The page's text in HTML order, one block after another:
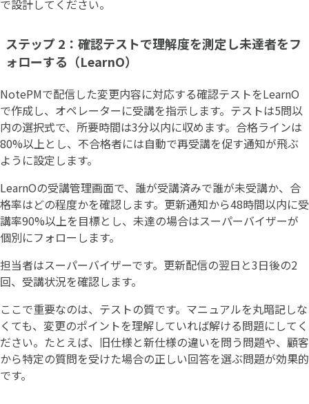
で設計してください。
ステップ 2：確認テストで理解度を測定し未達者をフ
ォローする（LearnO）
NotePMで配信した変更内容に対応する確認テストをLearnO
で作成し、オペレーターに受講を指示します。テストは5問以
内の選択式で、所要時間は3分以内に収めます。合格ラインは
80%以上とし、不合格者には自動で再受講を促す通知が飛ぶ
ように設定します。
LearnOの受講管理画面で、誰が受講済みで誰が未受講か、合
格率はどの程度かを確認します。更新通知から48時間以内に受
講率90%以上を目標とし、未達の場合はスーパーバイザーが
個別にフォローします。
担当者はスーパーバイザーです。更新配信の翌日と3日後の2
回、受講状況を確認します。
ここで重要なのは、テストの質です。マニュアルを丸暗記しな
くても、変更のポイントを理解していれば解ける問題にしてく
ださい。たとえば、旧仕様と新仕様の違いを問う問題や、顧客
から特定の質問を受けた場合の正しい回答を選ぶ問題が効果的
です。